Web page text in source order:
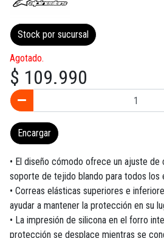
Stock por sucursal
Agotado.
$ 109.990
Encargar
• El diseño cómodo ofrece un ajuste
soporte de tejido blando para todos los
• Correas elásticas superiores e
ayudar a mantener la protección en su
• La impresión de silicona en el forro
protección se desplace mientras se